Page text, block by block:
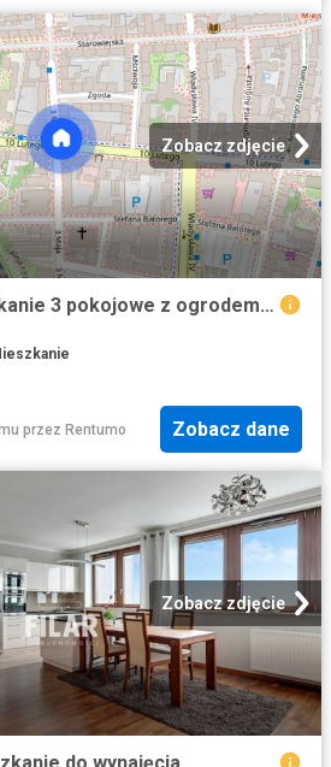
Zobacz zdjęcie
Komfortowe mieszkanie 3 pokojowe z ogrodem i basenem
przez Rentumo Zobacz dane
Zobacz zdjęcie